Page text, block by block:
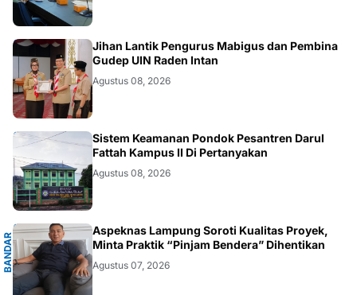
.LAMPUNG
Jihan Lantik Pengurus Mabigus dan Pembina
Gudep UIN Raden Intan
Agustus 08, 2026
LAMPUNG
Sistem Keamanan Pondok Pesantren Darul
Fattah Kampus II Di Pertanyakan
Agustus 08, 2026
B
A
N
D
A
R
L
A
M
P
U
NG
Aspeknas Lampung Soroti Kualitas Proyek,
Minta Praktik “Pinjam Bendera” Dihentikan
Agustus 07, 2026